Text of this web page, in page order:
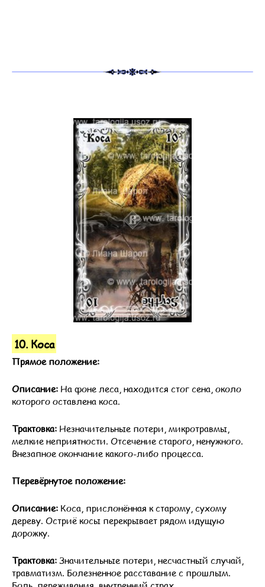
10. Коса
Прямое положение:
Описание: На фоне леса, находится стог сена, около
которого оставлена коса.
Трактовка: Незначительные потери, микротравмы,
мелкие неприятности. Отсечение старого, ненужного.
Внезапное окончание какого-либо процесса.
Перевёрнутое положение:
Описание: Коса, прислонённая к старому, сухому
дереву. Остриё косы перекрывает рядом идущую
дорожку.
Трактовка:Значительные потери, несчастный случай,
травматизм. Болезненное расставание с прошлым.